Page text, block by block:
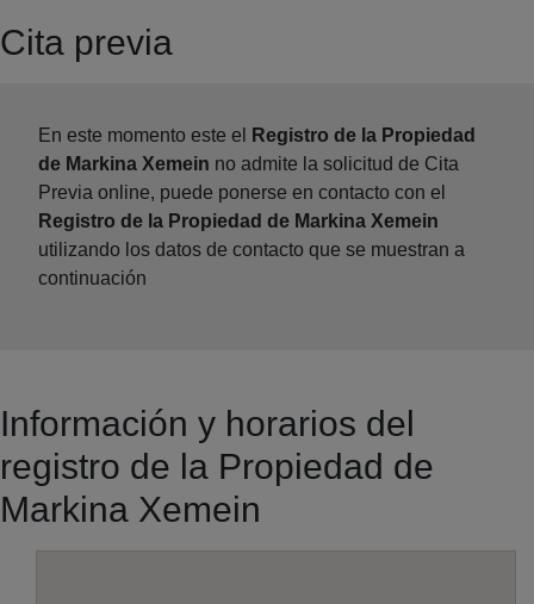
Cita previa
En este momento este el
Registro de la Propiedad
de Markina Xemein no admite la solicitud de Cita
Previa online, puede ponerse en contacto con el
Registro de la Propiedad de Markina Xemein
utilizando los datos de contacto que se muestran a
continuación
Información y horarios del
registro de la Propiedad de
Markina Xemein